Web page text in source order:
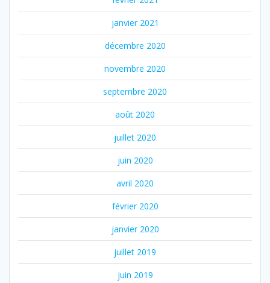
janvier 2021
décembre 2020
novembre 2020
septembre 2020
août 2020
juillet 2020
juin 2020
avril 2020
février 2020
janvier 2020
juillet 2019
juin 2019